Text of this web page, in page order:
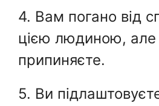
4. Вам погано від
цією людиною, але
припиняєте.
5. Ви